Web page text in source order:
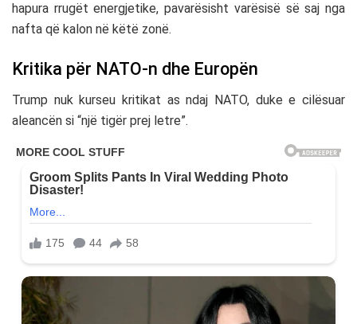
hapura rrugët energjetike, pavarësisht varësisë së saj nga
nafta që kalon në këtë zonë.
Kritika për NATO-n dhe Europën
Trump nuk kurseu kritikat as ndaj NATO, duke e cilësuar
aleancën si “një tigër prej letre”.